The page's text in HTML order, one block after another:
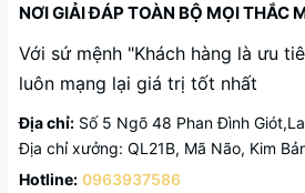
NƠI GIẢI ĐÁP TOÀN BỘ MỌI THẮC
Với sứ mệnh "Khách hàng là ưu
luôn mạng lại giá trị tốt nhất
Địa chỉ: Số 5 Ngõ 48 Phan Đình
Địa chỉ xưởng: QL21B, Mã Não, Kim
Hotline: 0963937586